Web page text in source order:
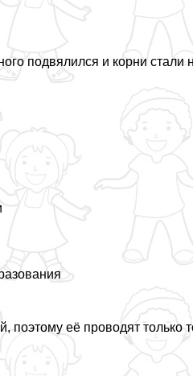
подвялился и корни стали
её проводят только